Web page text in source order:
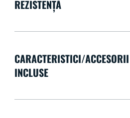
REZISTENȚĂ
CARACTERISTICI/
INCLUSE